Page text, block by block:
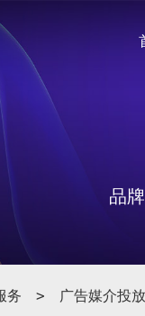
品
务 广告媒介投放